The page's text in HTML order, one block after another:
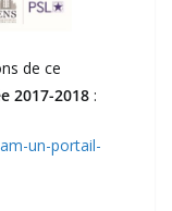
de ce
2017-2018 :
un-portail-